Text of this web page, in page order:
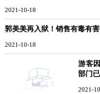
2021-10-18
郭美美再入狱！销售有毒有
2021-10-18
游客
部门
2021-